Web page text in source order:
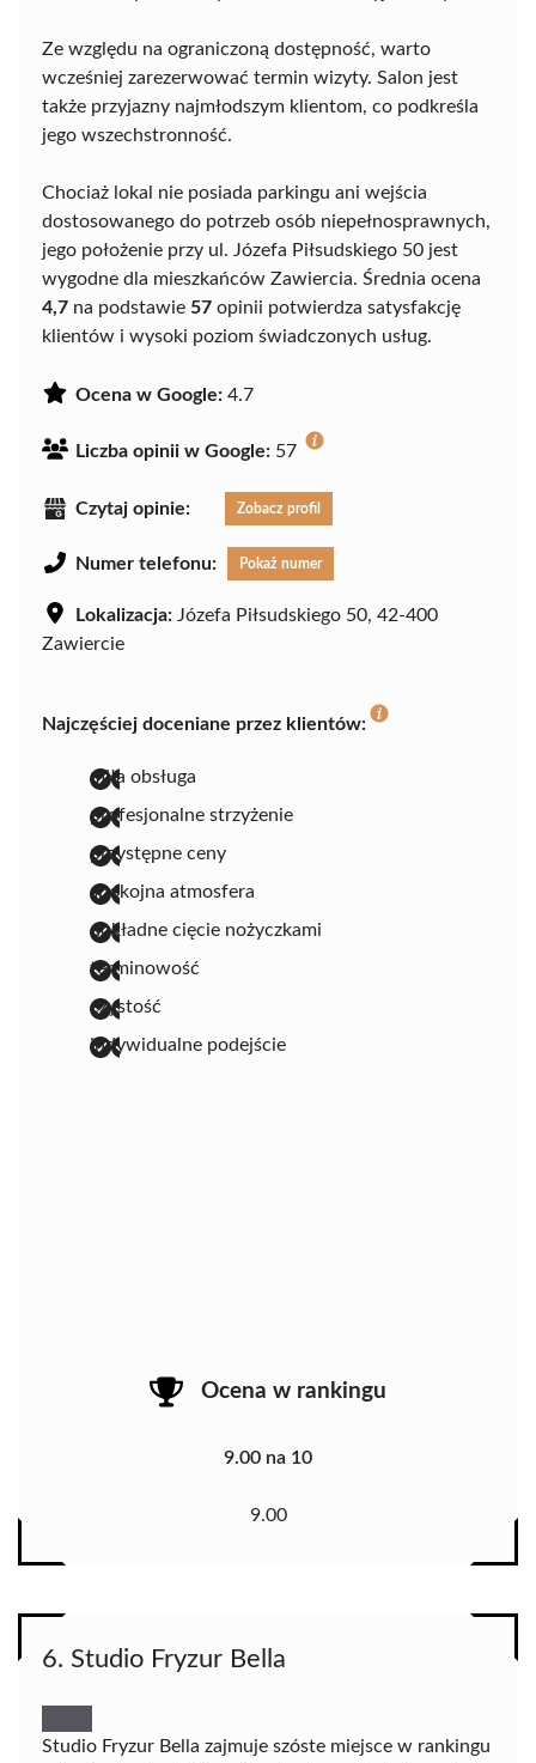
Ze względu na ograniczoną dostępność, warto
wcześniej zarezerwować termin wizyty. Salon jest
także przyjazny najmłodszym klientom, co podkreśla
jego wszechstronność.
Chociaż lokal nie posiada parkingu ani wejścia
dostosowanego do potrzeb osób niepełnosprawnych,
jego położenie przy ul. Józefa Piłsudskiego 50 jest
wygodne dla mieszkańców Zawiercia. Średnia ocena
4,7 na podstawie 57 opinii potwierdza satysfakcję
klientów i wysoki poziom świadczonych usług.
Ocena w Google: 4.7
Liczba opinii w Google: 57
Czytaj opinie: Zobacz profil
Numer telefonu: Pokaż numer
Lokalizacja: Józefa Piłsudskiego 50, 42-400
Zawiercie
Najczęściej doceniane przez klientów:
miła obsługa
profesjonalne strzyżenie
przystępne ceny
spokojna atmosfera
dokładne cięcie nożyczkami
terminowość
czystość
indywidualne podejście
Ocena w rankingu
9.00 na 10
9.00
6. Studio Fryzur Bella
Studio Fryzur Bella zajmuje szóste miejsce w rankingu